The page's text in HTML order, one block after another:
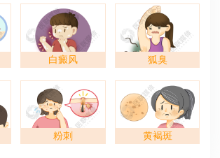
白癜风 狐臭
粉刺 黄褐斑